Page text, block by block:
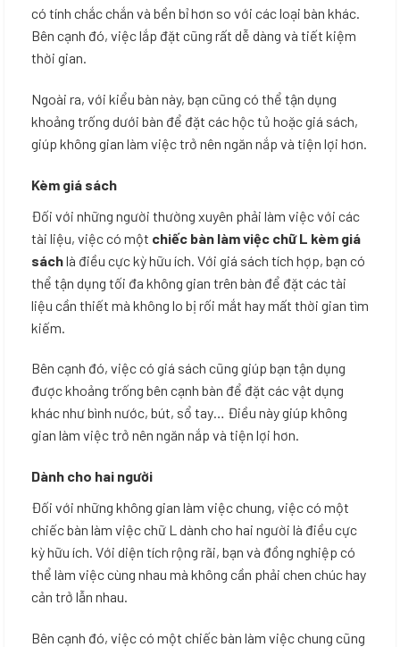
có tính chắc chắn và bền bỉ hơn so với các loại bàn khác.
Bên cạnh đó, việc lắp đặt cũng rất dễ dàng và tiết kiệm
thời gian.
Ngoài ra, với kiểu bàn này, bạn cũng có thể tận dụng
khoảng trống dưới bàn để đặt các hộc tủ hoặc giá sách,
giúp không gian làm việc trở nên ngăn nắp và tiện lợi hơn.
Kèm giá sách
Đối với những người thường xuyên phải làm việc với các
tài liệu, việc có một chiếc bàn làm việc chữ L kèm giá
sáchlà điều cực kỳ hữu ích. Với giá sách tích hợp, bạn có
thể tận dụng tối đa không gian trên bàn để đặt các tài
liệu cần thiết mà không lo bị rối mắt hay mất thời gian tìm
kiếm.
Bên cạnh đó, việc có giá sách cũng giúp bạn tận dụng
được khoảng trống bên cạnh bàn để đặt các vật dụng
khác như bình nước, bút, sổ tay… Điều này giúp không
gian làm việc trở nên ngăn nắp và tiện lợi hơn.
Dành cho hai người
Đối với những không gian làm việc chung, việc có một
chiếc bàn làm việc chữ L dành cho hai người là điều cực
kỳ hữu ích. Với diện tích rộng rãi, bạn và đồng nghiệp có
thể làm việc cùng nhau mà không cần phải chen chúc hay
cản trở lẫn nhau.
Bên cạnh đó, việc có một chiếc bàn làm việc chung cũng